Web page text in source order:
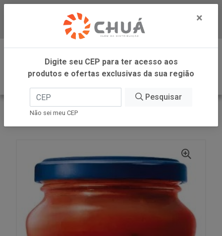
Baixe já nosso APP
0
INÍCIO
BARILLA
×
Digite seu CEP para ter acesso aos
produtos e ofertas exclusivas da sua região
Pesquisar
Não sei meu CEP